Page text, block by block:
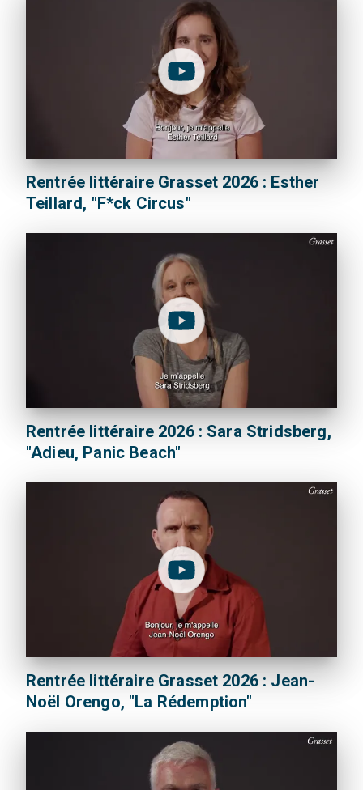
Rentrée littéraire Grasset 2026 : Esther
Teillard, "F*ck Circus"
Rentrée littéraire 2026 : Sara Stridsberg,
"Adieu, Panic Beach"
Rentrée littéraire Grasset 2026 : Jean-
Noël Orengo, "La Rédemption"